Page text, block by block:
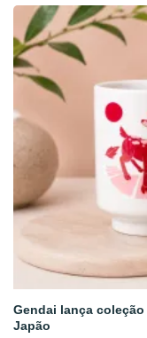
Gendai lança
Japão